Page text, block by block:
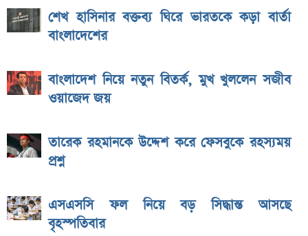
শেখ হাসিনার বক্তব্য ঘিরে ভারতকে কড়া বার্তা
বাংলাদেশের
বাংলাদেশ নিয়ে নতুন বিতর্ক, মুখ খুললেন সজীব
ওয়াজেদ জয়
তারেক রহমানকে উদ্দেশ করে ফেসবুকে রহস্যময়
প্রশ্ন
এসএসসি ফল নিয়ে বড় সিদ্ধান্ত আসছে
বৃহস্পতিবার